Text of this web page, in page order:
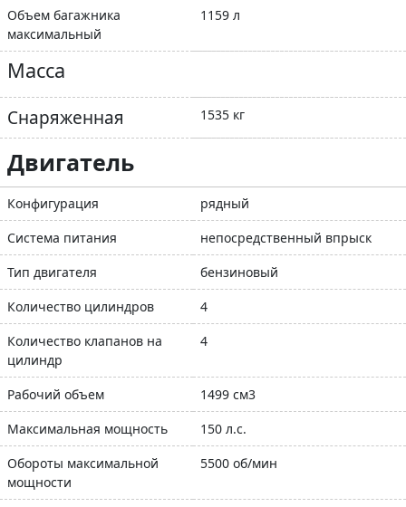
Объем багажника
максимальный
1159 л
Масса
Снаряженная 1535 кг
Двигатель
Конфигурация
рядный
Система питания
непосредственный впрыск
Тип двигателя
бензиновый
Количество цилиндров
4
Количество клапанов на
цилиндр
4
Рабочий объем
1499 см3
Максимальная мощность
150 л.с.
Обороты максимальной
мощности
5500 об/мин